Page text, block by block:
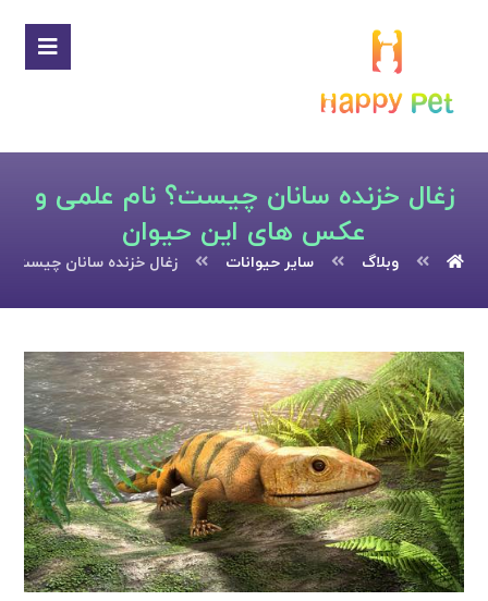
زغال خزنده سانان چیست؟ نام علمی و
عکس های این حیوان
وبلاگ سایر حیوانات زغال خزنده سانان